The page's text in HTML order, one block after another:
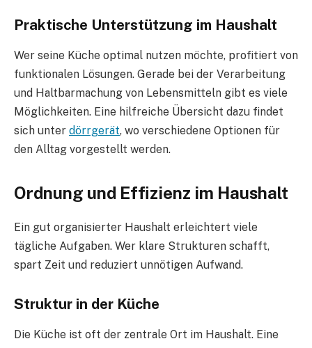
Praktische Unterstützung im Haushalt
Wer seine Küche optimal nutzen möchte, profitiert von
funktionalen Lösungen. Gerade bei der Verarbeitung
und Haltbarmachung von Lebensmitteln gibt es viele
Möglichkeiten. Eine hilfreiche Übersicht dazu findet
sich unter dörrgerät, wo verschiedene Optionen für
den Alltag vorgestellt werden.
Ordnung und Effizienz im Haushalt
Ein gut organisierter Haushalt erleichtert viele
tägliche Aufgaben. Wer klare Strukturen schafft,
spart Zeit und reduziert unnötigen Aufwand.
Struktur in der Küche
Die Küche ist oft der zentrale Ort im Haushalt. Eine